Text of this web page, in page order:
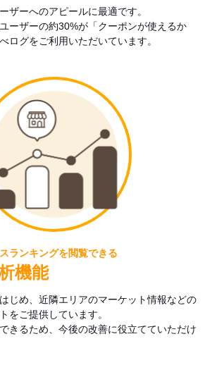
ザーへのアピールに最適です。
ーザーの約30%が「クーポンが使えるか
ログをご利用いただいています。
ランキングを閲覧できる
機能
じめ、近隣エリアのマーケット情報などの
をご提供しています。
きるため、今後の改善に役立てていただけ